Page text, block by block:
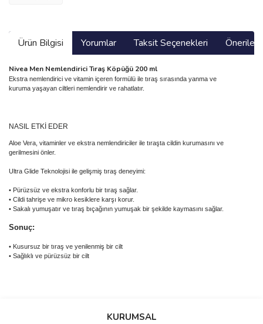
Ürün Bilgisi Yorumlar Taksit Seçenekleri
Nivea Men Nemlendirici Tıraş Köpüğü 200 ml
Ekstra nemlendirici ve vitamin içeren formülü ile tıraş sırasında yanma ve
kuruma yaşayan ciltleri nemlendirir ve rahatlatır.
NASIL ETKİ EDER
Aloe Vera, vitaminler ve ekstra nemlendiriciler ile tıraşta cildin kurumasını ve
gerilmesini önler.
Ultra Glide Teknolojisi ile gelişmiş tıraş deneyimi:
• Pürüzsüz ve ekstra konforlu bir tıraş sağlar.
• Cildi tahrişe ve mikro kesiklere karşı korur.
• Sakalı yumuşatır ve tıraş bıçağının yumuşak bir şekilde kaymasını sağlar.
Sonuç:
• Kusursuz bir tıraş ve yenilenmiş bir cilt
• Sağlıklı ve pürüzsüz bir cilt
Bu ürüne ilk yorumu siz yapın!
KURUMSAL